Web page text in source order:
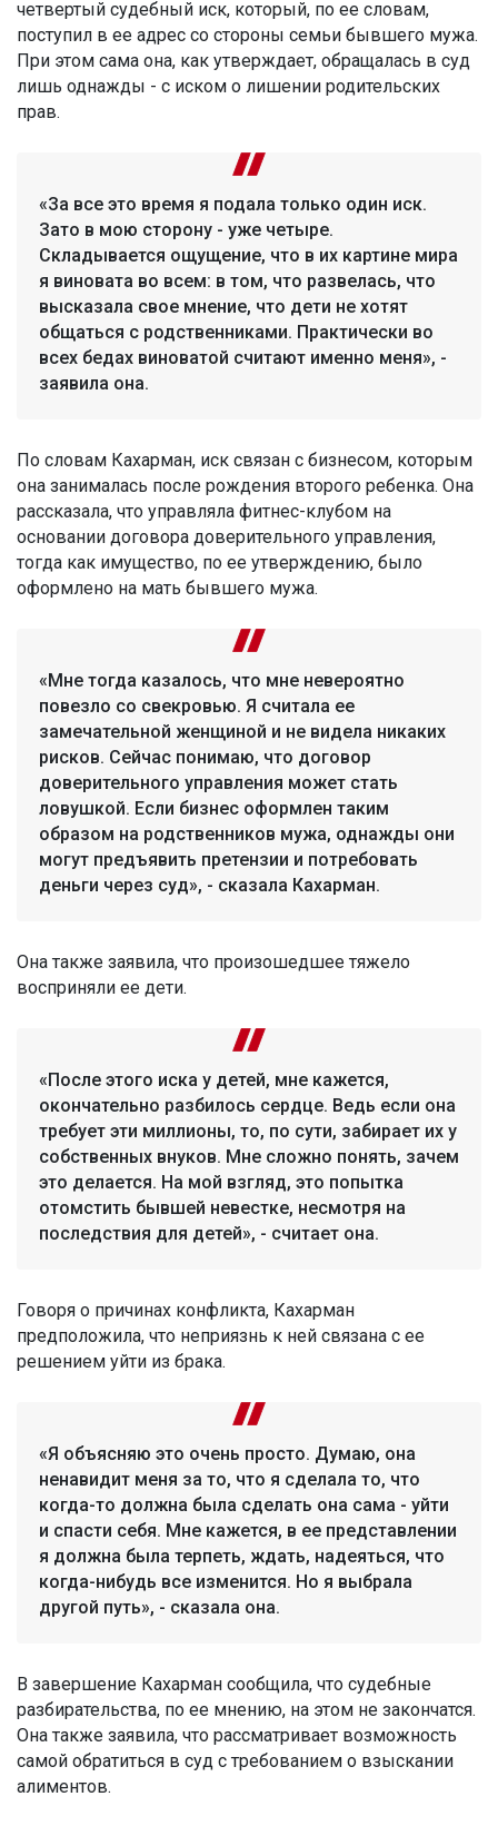
четвертый судебный иск, который, по ее словам,
поступил в ее адрес со стороны семьи бывшего мужа.
При этом сама она, как утверждает, обращалась в суд
лишь однажды - с иском о лишении родительских
прав.
«За все это время я подала только один иск.
Зато в мою сторону - уже четыре.
Складывается ощущение, что в их картине мира
я виновата во всем: в том, что развелась, что
высказала свое мнение, что дети не хотят
общаться с родственниками. Практически во
всех бедах виноватой считают именно меня», -
заявила она.
По словам Кахарман, иск связан с бизнесом, которым
она занималась после рождения второго ребенка. Она
рассказала, что управляла фитнес-клубом на
основании договора доверительного управления,
тогда как имущество, по ее утверждению, было
оформлено на мать бывшего мужа.
«Мне тогда казалось, что мне невероятно
повезло со свекровью. Я считала ее
замечательной женщиной и не видела никаких
рисков. Сейчас понимаю, что договор
доверительного управления может стать
ловушкой. Если бизнес оформлен таким
образом на родственников мужа, однажды они
могут предъявить претензии и потребовать
деньги через суд», - сказала Кахарман.
Она также заявила, что произошедшее тяжело
восприняли ее дети.
«После этого иска у детей, мне кажется,
окончательно разбилось сердце. Ведь если она
требует эти миллионы, то, по сути, забирает их у
собственных внуков. Мне сложно понять, зачем
это делается. На мой взгляд, это попытка
отомстить бывшей невестке, несмотря на
последствия для детей», - считает она.
Говоря о причинах конфликта, Кахарман
предположила, что неприязнь к ней связана с ее
решением уйти из брака.
«Я объясняю это очень просто. Думаю, она
ненавидит меня за то, что я сделала то, что
когда-то должна была сделать она сама - уйти
и спасти себя. Мне кажется, в ее представлении
я должна была терпеть, ждать, надеяться, что
когда-нибудь все изменится. Но я выбрала
другой путь», - сказала она.
В завершение Кахарман сообщила, что судебные
разбирательства, по ее мнению, на этом не закончатся.
Она также заявила, что рассматривает возможность
самой обратиться в суд с требованием о взыскании
алиментов.